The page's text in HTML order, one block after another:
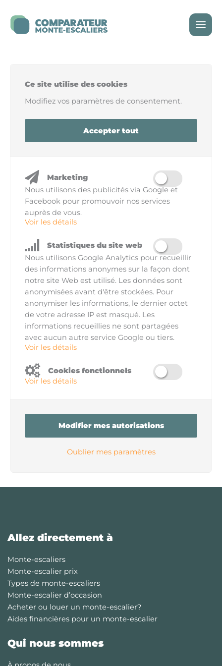
content
Ce site utilise des cookies
Modifiez vos paramètres de consentement.
Accepter tout
Marketing
Nous utilisons des publicités via Google et
Facebook pour promouvoir nos services
auprès de vous.
Voir les détails
Statistiques du site web
Nous utilisons Google Analytics pour recueillir
des informations anonymes sur la façon dont
notre site Web est utilisé. Les données sont
anonymisées avant d'être stockées. Pour
anonymiser les informations, le dernier octet
de votre adresse IP est masqué. Les
informations recueillies ne sont partagées
avec aucun autre service Google ou tiers.
Voir les détails
Cookies fonctionnels
Voir les détails
Modifier mes autorisations
Oublier mes paramètres
Allez directement à
Monte-escaliers
Monte-escalier prix
Types de monte-escaliers
Monte-escalier d’occasion
Acheter ou louer un monte-escalier?
Aides financières pour un monte-escalier
Qui nous sommes